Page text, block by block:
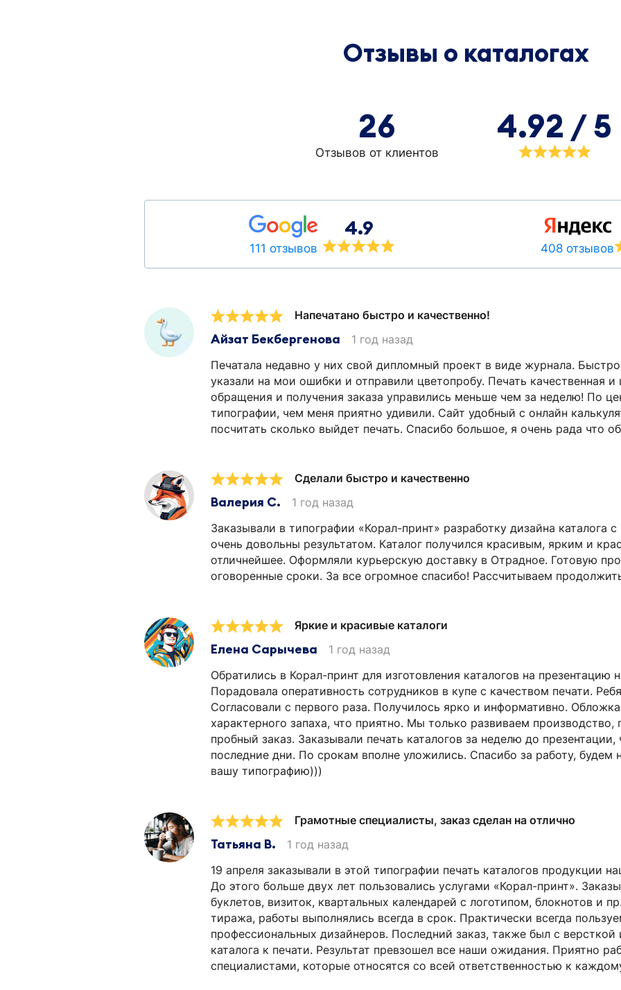
Отзывы о каталогах
26
Отзывов от клиентов
4.92 / 5
111 отзывов
4.9
408 отзывов
Напечатано быстро и качественно!
Айзат Бекбергенова
1 год назад
Печатала недавно у них свой дипломный проект в виде журнала.
указали на мои ошибки и отправили цветопробу. Печать качественная
обращения и получения заказа управились меньше чем за неделю! По
типографии, чем меня приятно удивили. Сайт удобный с онлайн
посчитать сколько выйдет печать. Спасибо большое, я очень рада что
Сделали быстро и качественно
Валерия С.
1 год назад
Заказывали в типографии «Корал-принт» разработку дизайна каталога
очень довольны результатом. Каталог получился красивым, ярким и
отличнейшее. Оформляли курьерскую доставку в Отрадное. Готовую
оговоренные сроки. За все огромное спасибо! Рассчитываем
Яркие и красивые каталоги
Елена Сарычева
1 год назад
Обратились в Корал-принт для изготовления каталогов на
Порадовала оперативность сотрудников в купе с качеством печати.
Согласовали с первого раза. Получилось ярко и информативно.
характерного запаха, что приятно. Мы только развиваем
пробный заказ. Заказывали печать каталогов за неделю до презентации,
последние дни. По срокам вполне уложились. Спасибо за работу,
вашу типографию)))
Грамотные специалисты, заказ сделан на отлично
Татьяна В.
1 год назад
19 апреля заказывали в этой типографии печать каталогов продукции
До этого больше двух лет пользовались услугами «Корал-принт».
буклетов, визиток, квартальных календарей с логотипом, блокнотов и
тиража, работы выполнялись всегда в срок. Практически всегда
профессиональных дизайнеров. Последний заказ, также был с версткой
каталога к печати. Результат превзошел все наши ожидания. Приятно
специалистами, которые относятся со всей ответственностью к